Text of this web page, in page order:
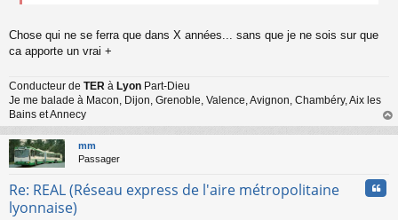
Chose qui ne se ferra que dans X années... sans que je ne sois sur que
ca apporte un vrai +
Conducteur de TER à Lyon Part-Dieu
Je me balade à Macon, Dijon, Grenoble, Valence, Avignon, Chambéry, Aix les
Bains et Annecy
au
mm
Passager
Re: REAL (Réseau express de l'aire métropolitaine
lyonnaise)